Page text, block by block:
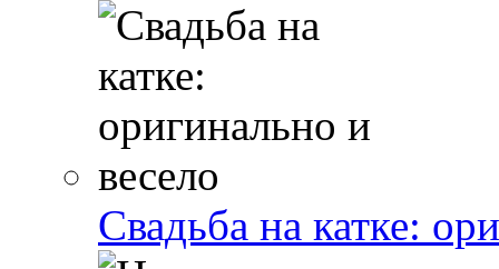
Свадьба на катке: